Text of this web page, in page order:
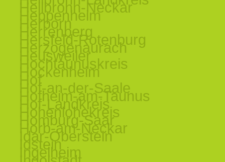
Heilbronn-Neckar
Heppenheim
Herborn
Herrenberg
Hersfeld-Rotenburg
Herzogenaurach
Heusweiler
Hochtaunuskreis
Hockenheim
Hof
Hof-an-der-Saale
Hofheim-am-Taunus
Hof-Landkreis
Hohenlohekreis
Homburg-Saar
Horb-am-Neckar
Idar-Oberstein
Idstein
Ingelheim